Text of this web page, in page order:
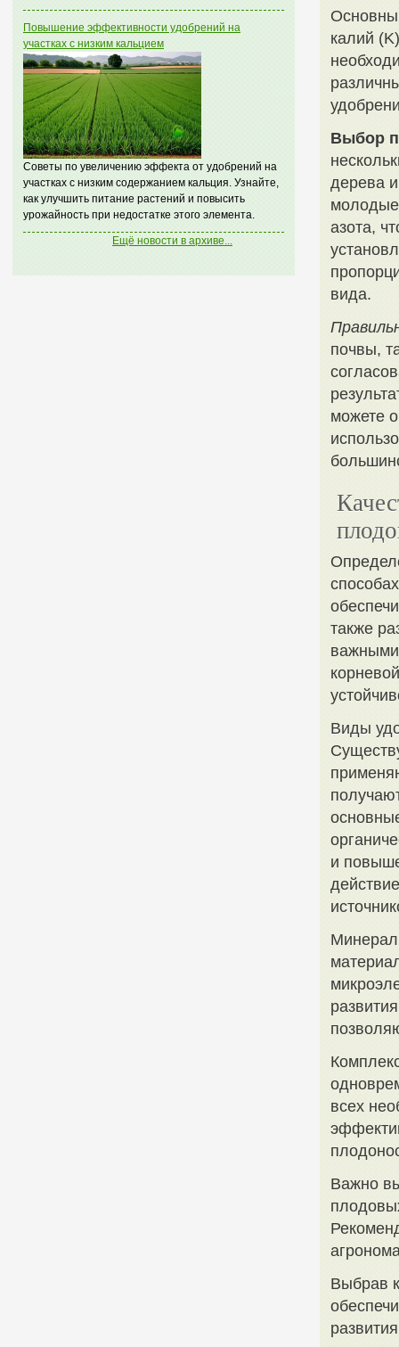
Повышение эффективности удобрений на
участках с низким кальцием
Советы по увеличению эффекта от удобрений на
участках с низким содержанием кальция. Узнайте,
как улучшить питание растений и повысить
урожайность при недостатке этого элемента.
Ещё новости в архиве...
калий
Выбор
дерева
азота,
вида.
почвы,
можете
также
Виды
и
всех
Важно
Выбрав